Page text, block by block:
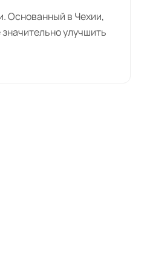
Основанный в Чехии,
улучшить
изделии,